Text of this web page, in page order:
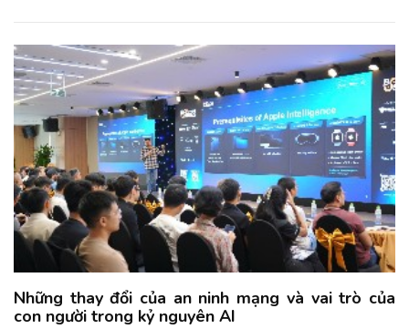
Những thay đổi của an ninh mạng và vai trò của
con người trong kỷ nguyên AI